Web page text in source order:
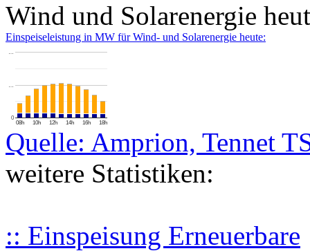
Wind und Solarenergie
Einspeiseleistung in MW für Wind- und Solarenergie heute:
08h 10h 12h 14h 16h 18h
0
…
…
Quelle: Amprion, Tennet
weitere Statistiken:
:: Einspeisung Erneuerbare